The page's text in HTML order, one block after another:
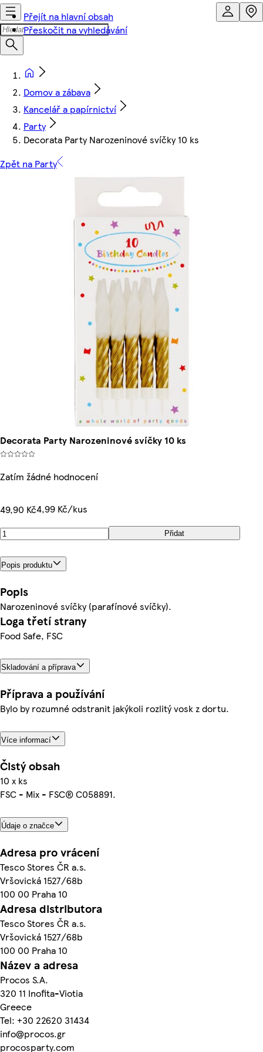
Přejít na hlavní obsah
Přeskočit na vyhledávání
Domov a zábava
Kancelář a papírnictví
Party
Decorata Party Narozeninové svíčky 10 ks
Zpět na Party
Decorata Party Narozeninové svíčky 10 ks
Zatím žádné hodnocení
49,90 Kč4,99 Kč/kus
Přidat
Popis produktu
Popis
Narozeninové svíčky (parafínové svíčky).
Loga třetí strany
Food Safe, FSC
Skladování a příprava
Příprava a používání
Bylo by rozumné odstranit jakýkoli rozlitý vosk z dortu.
Více informací
Čistý obsah
10 x ks
FSC - Mix - FSC® C058891.
Údaje o značce
Adresa pro vrácení
Tesco Stores ČR a.s.
Vršovická 1527/68b
100 00 Praha 10
Adresa distributora
Tesco Stores ČR a.s.
Vršovická 1527/68b
100 00 Praha 10
Název a adresa
Procos S.A.
320 11 Inofita-Viotia
Greece
Tel: +30 22620 31434
info@procos.gr
procosparty.com